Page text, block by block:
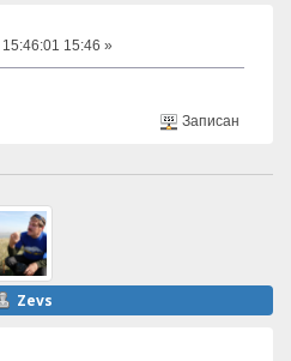
15:46:01 15:46 »
Записан
Zevs